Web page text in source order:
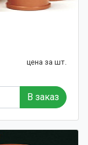
цена за шт.
В заказ